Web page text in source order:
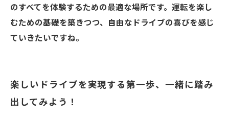
のすべてを体験するための最適な場所です。運転を楽し
むための基礎を築きつつ、自由なドライブの喜びを感じ
ていきたいですね。
楽しいドライブを実現する第一歩、一緒に踏み
出してみよう！